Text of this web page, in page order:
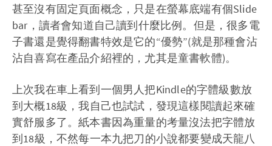
甚至沒有固定頁面概念，只是在螢幕底端有個Slide
bar，讀者會知道自己讀到什麼比例。但是，很多電
子書還是覺得翻書特效是它的“優勢”(就是那種會沾
沾自喜寫在產品介紹裡的，尤其是童書軟體)。
上次我在車上看到一個男人把Kindle的字體級數放
到大概18級，我自己也試試，發現這樣閱讀起來確
實舒服多了。紙本書因為重量的考量沒法把字體放
到18級，不然每一本九把刀的小說都要變成天龍八